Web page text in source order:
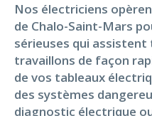
Nos électriciens
de Chalo-Saint-Mars
sérieuses qui
travaillons de façon
de vos tableaux
des systèmes
diagnostic électrique